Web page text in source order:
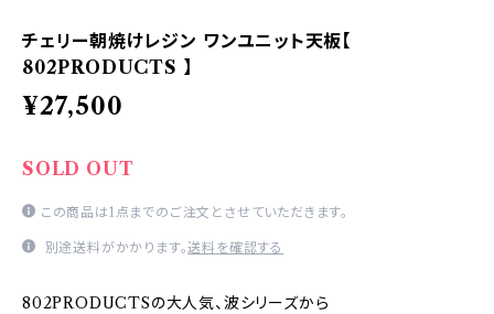
チェリー朝焼けレジン ワンユニット天板【
802PRODUCTS 】
¥27,500
SOLD OUT
この商品は1点までのご注文とさせていただきます。
別途送料がかかります。送料を確認する
802PRODUCTSの大人気、波シリーズから